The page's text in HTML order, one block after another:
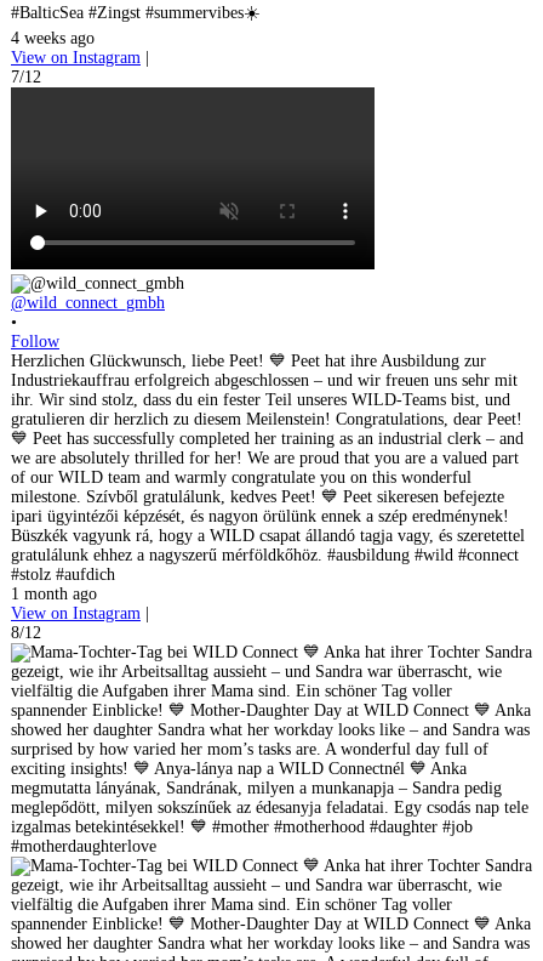
#BalticSea #Zingst #summervibes☀️
4 weeks ago
View on Instagram |
7/12
@wild_connect_gmbh
•
Follow
Herzlichen Glückwunsch, liebe Peet! 💙 Peet hat ihre Ausbildung zur
Industriekauffrau erfolgreich abgeschlossen – und wir freuen uns sehr mit
ihr. Wir sind stolz, dass du ein fester Teil unseres WILD-Teams bist, und
gratulieren dir herzlich zu diesem Meilenstein! Congratulations, dear Peet!
💙 Peet has successfully completed her training as an industrial clerk – and
we are absolutely thrilled for her! We are proud that you are a valued part
of our WILD team and warmly congratulate you on this wonderful
milestone. Szívből gratulálunk, kedves Peet! 💙 Peet sikeresen befejezte
ipari ügyintézői képzését, és nagyon örülünk ennek a szép eredménynek!
Büszkék vagyunk rá, hogy a WILD csapat állandó tagja vagy, és szeretettel
gratulálunk ehhez a nagyszerű mérföldkőhöz. #ausbildung #wild #connect
#stolz #aufdich
1 month ago
View on Instagram |
8/12